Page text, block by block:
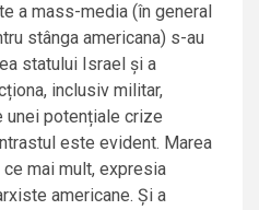
a mass-media (în general
stânga americana) s-au
statului Israel și a
inclusiv militar,
unei potențiale crize
este evident. Marea
mai mult, expresia
americane. Și a